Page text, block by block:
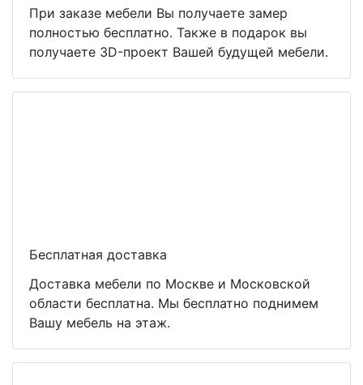
При заказе мебели Вы получаете замер
полностью бесплатно. Также в подарок вы
получаете 3D-проект Вашей будущей мебели.
Бесплатная доставка
Доставка мебели по Москве и Московской
области бесплатна. Мы бесплатно поднимем
Вашу мебель на этаж.